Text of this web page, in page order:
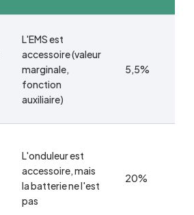
L'EMS est
accessoire (valeur
marginale,
fonction
auxiliaire)
5,5%
L'onduleur est
accessoire, mais
la batterie ne l'est
pas
20%